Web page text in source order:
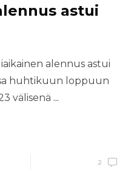
astui
alennus astui
huhtikuun loppuun
välisenä ...
2